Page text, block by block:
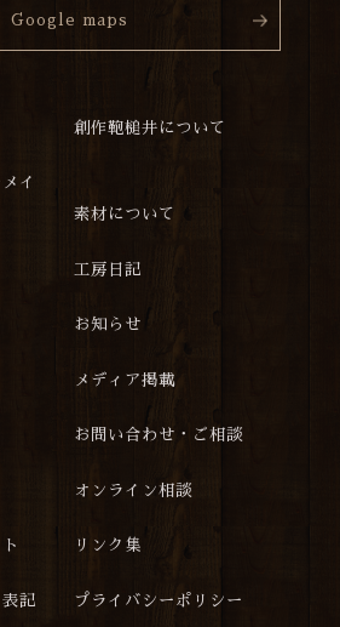
Google maps
創作鞄槌井について
イ
素材について
工房日記
お知らせ
メディア掲載
お問い合わせ・ご相談
オンライン相談
リンク集
記 プライバシーポリシー